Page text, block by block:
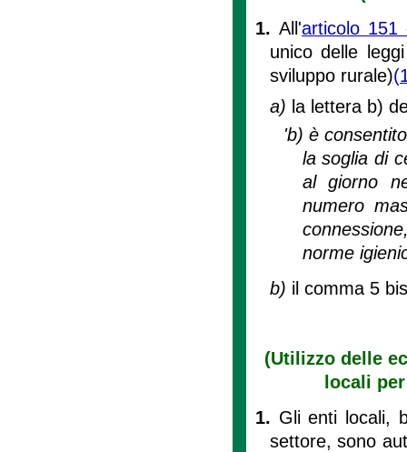
1.All'articolo 151
unico delle
sviluppo rurale)
a) la lettera b)
'b) è
la soglia di
al giorno
numero
norme
b) il comma 5
(Utilizzo delle
locali
1. Gli enti locali,
settore, sono